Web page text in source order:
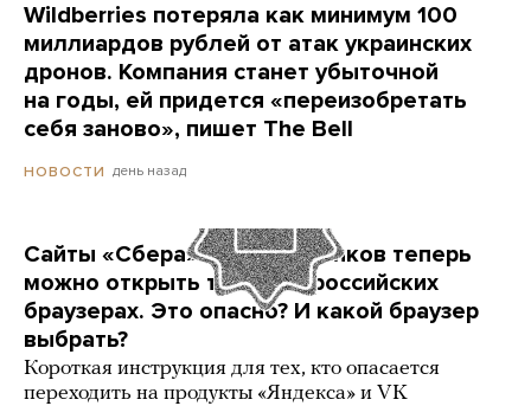
Wildberries потеряла как минимум 100
миллиардов рублей от атак украинских
дронов. Компания станет убыточной
на годы, ей придется «переизобретать
себя заново», пишет The Bell
НОВОСТИ день назад
Сайты «Сбера» и других банков теперь
можно открыть только в российских
браузерах. Это опасно? И какой браузер
выбрать?
Короткая инструкция для тех, кто опасается
переходить на продукты «Яндекса» и VK